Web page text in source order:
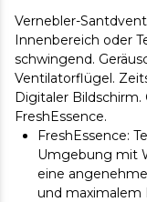
Vernebler-
Innenbereich oder
schwingend.
Ventilatorflügel.
Digitaler
FreshEssence.
FreshEssence:
Umgebung mit
eine
und maximalem